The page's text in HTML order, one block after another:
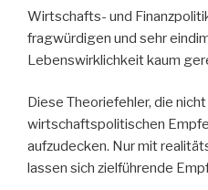
Wirtschafts- und
fragwürdigen und sehr
Lebenswirklichkeit kaum
Diese Theoriefehler, die
wirtschaftspolitischen
aufzudecken. Nur mit
lassen sich zielführende